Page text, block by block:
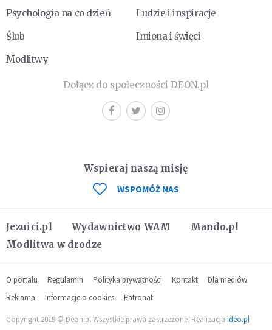
Psychologia na co dzień
Ludzie i inspiracje
Ślub
Imiona i święci
Modlitwy
Dołącz do społeczności DEON.pl
Jezuici.pl Wydawnictwo WAM
Mando.pl
Modlitwa w drodze
Wspieraj naszą misję
WSPOMÓŻ NAS
O portalu Regulamin Polityka prywatności Kontakt
Dla mediów
Reklama
Informacje o cookies Patronat
Copyright 2019 © Deon.pl Wszystkie prawa zastrzeżone. Realizacja ideo.pl